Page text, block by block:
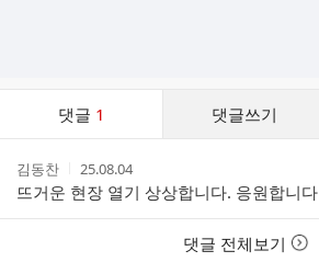
댓글 1 댓글쓰기
스
작
성
자
김동찬
작
성
시
간
25.08.04
뜨거운 현장 열기 상상합니다. 응원합니다
댓글 전체보기